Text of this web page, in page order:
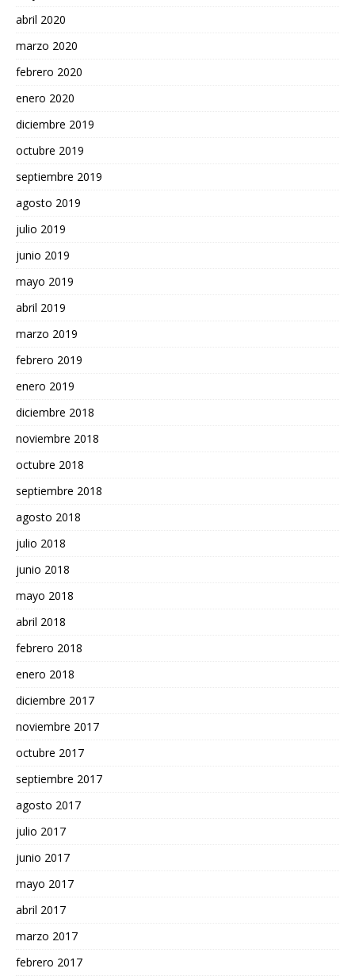
abril 2020
marzo 2020
febrero 2020
enero 2020
diciembre 2019
octubre 2019
septiembre 2019
agosto 2019
julio 2019
junio 2019
mayo 2019
abril 2019
marzo 2019
febrero 2019
enero 2019
diciembre 2018
noviembre 2018
octubre 2018
septiembre 2018
agosto 2018
julio 2018
junio 2018
mayo 2018
abril 2018
febrero 2018
enero 2018
diciembre 2017
noviembre 2017
octubre 2017
septiembre 2017
agosto 2017
julio 2017
junio 2017
mayo 2017
abril 2017
marzo 2017
febrero 2017